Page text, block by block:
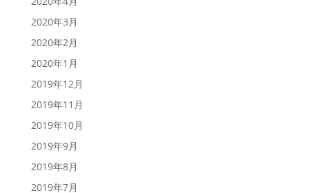
2020年3月
2020年2月
2020年1月
2019年12月
2019年11月
2019年10月
2019年9月
2019年8月
2019年7月